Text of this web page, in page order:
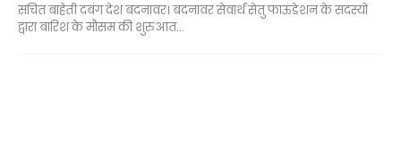
सचित बाहेती दबंग देश बदनावर। बदनावर सेवार्थ सेतु फाऊंडेशन के सदस्यों
द्वारा बारिश के मौसम की शुरुआत…